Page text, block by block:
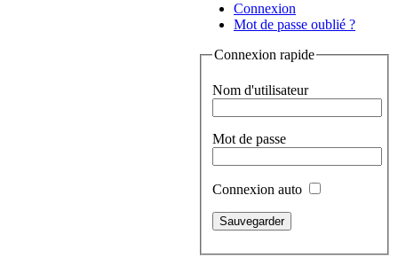
Connexion
Mot de passe oublié ?
Connexion rapide
Nom d'utilisateur
Mot de passe
Connexion auto